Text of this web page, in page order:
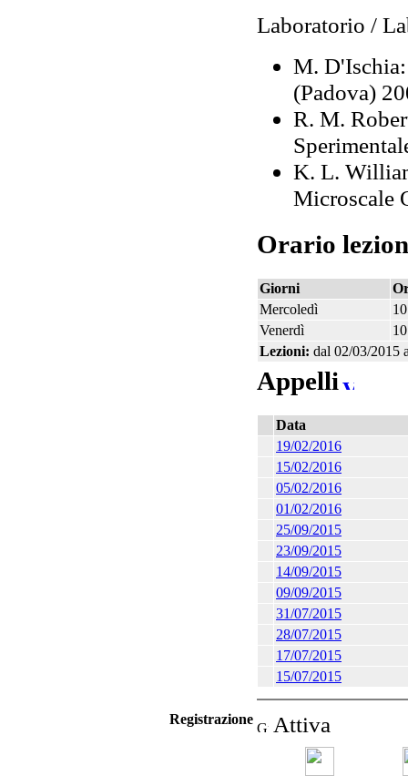
Laboratorio /
M.
(Padova)
R. M.
K. L.
Microscale
Orario
Giorni
Mercoledì
Venerdì
Lezioni: dal 02/03/2015
Appelli
Data
19/02/2016
15/02/2016
05/02/2016
01/02/2016
25/09/2015
23/09/2015
14/09/2015
09/09/2015
31/07/2015
28/07/2015
17/07/2015
15/07/2015
Registrazione Attiva